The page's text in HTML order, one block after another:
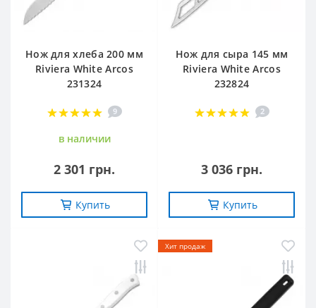
Нож для хлеба 200 мм
Riviera White Arcos
231324
9
в наличии
2 301 грн.
Купить
Нож для сыра 145 мм
Riviera White Arcos
232824
2
3 036 грн.
Купить
Хит продаж